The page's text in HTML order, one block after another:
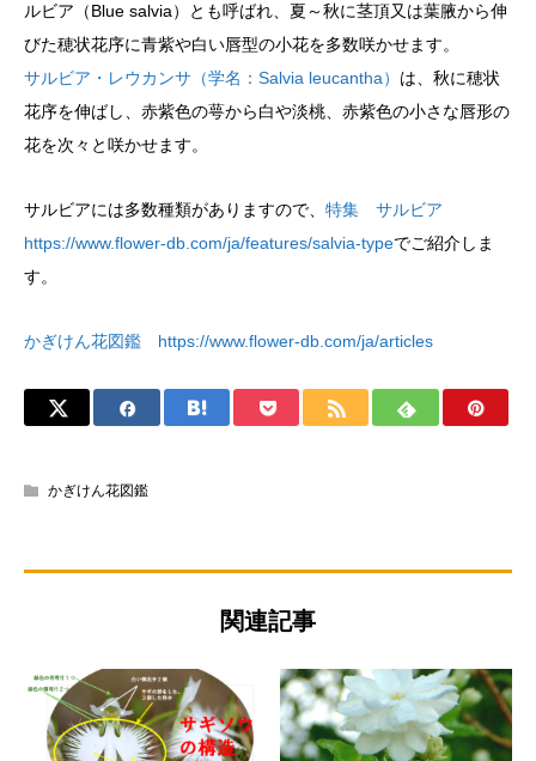
ルビア（Blue salvia）とも呼ばれ、夏～秋に茎頂又は葉腋から伸
びた穂状花序に青紫や白い唇型の小花を多数咲かせます。
サルビア・レウカンサ（学名：Salvia leucantha） は、秋に穂状
花序を伸ばし、赤紫色の萼から白や淡桃、赤紫色の小さな唇形の
花を次々と咲かせます。
サルビアには多数種類がありますので、 特集 サルビア
https://www.flower-db.com/ja/features/salvia-typeでご紹介しま
す。
かぎけん花図鑑 https://www.flower-db.com/ja/articles
かぎけん花図鑑
関連記事